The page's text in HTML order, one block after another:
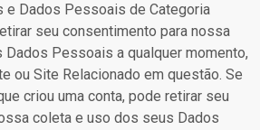
Dados Pessoais de Categoria
seu consentimento para nossa
Pessoais a qualquer momento,
ou Site Relacionado em questão. Se
criou uma conta, pode retirar seu
coleta e uso dos seus Dados